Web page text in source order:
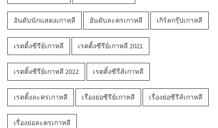
อันดับนักแสดงเกาหลี อันดับละครเกาหลี เกิร์ลกรุ๊ปเกาหลี
เรตติ้งซีรีย์เกาหลี เรตติ้งซีรีย์เกาหลี 2021
เรตติ้งซีรีย์เกาหลี 2022 เรตติ้งซีรีส์เกาหลี
เรตติ้งละครเกาหลี เรื่องย่อซีรีย์เกาหลี เรื่องย่อซีรีส์เกาหลี
เรื่องย่อละครเกาหลี